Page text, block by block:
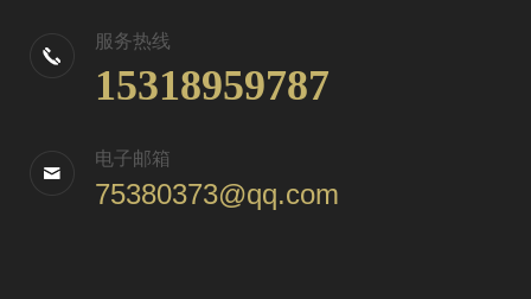
服务热线
15318959787
电子邮箱
75380373@qq.com